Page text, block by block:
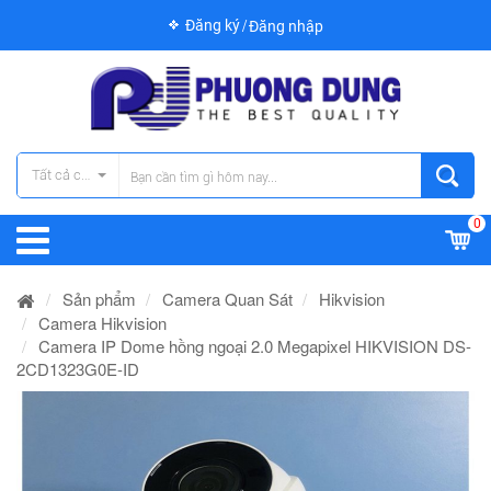
Đăng ký Đăng nhập
Tất cả các danh mục
0
Sản phẩm Camera Quan Sát
Hikvision
Camera Hikvision
Camera IP Dome hồng ngoại 2.0 Megapixel HIKVISION DS-
2CD1323G0E-ID